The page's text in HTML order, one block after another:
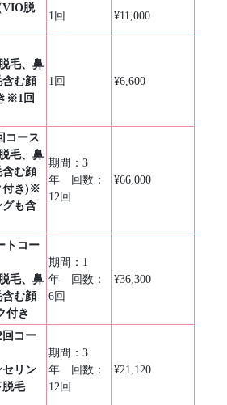
VIO脱
1回 ¥11,000
毛、鼻
含む顔
※1回
1回 ¥6,600
コース
毛、鼻
含む顔
付き)※
も含
期間：3
年 回数：
12回
¥66,000
トコー
毛、鼻
含む顔
付き
期間：1
年 回数：
6回
¥36,300
回コー
リン
脱毛
期間：3
年 回数：
12回
¥21,120